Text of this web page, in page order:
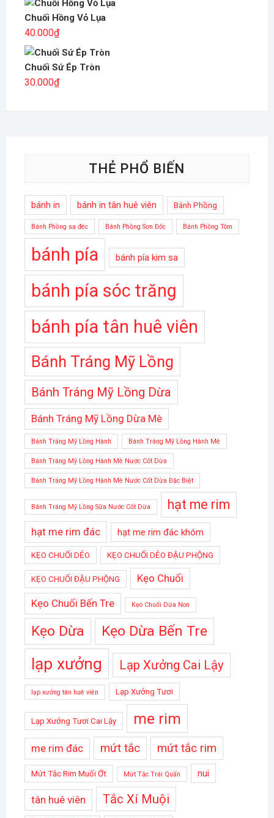
Chuối Hồng Vỏ Lụa
40.000₫
Chuối Sứ Ép Tròn
30.000₫
THẺ PHỔ BIẾN
bánh in bánh in tân huê viên Bánh Phồng
Bánh Phồng sa đéc Bánh Phồng Sơn Đốc Bánh Phồng Tôm
bánh pía bánh pía kim sa
bánh pía sóc trăng
bánh pía tân huê viên
Bánh Tráng Mỹ Lồng
Bánh Tráng Mỹ Lồng Dừa
Bánh Tráng Mỹ Lồng Dừa Mè
Bánh Tráng Mỹ Lồng Hành Bánh Tráng Mỹ Lồng Hành Mè
Bánh Tráng Mỹ Lồng Hành Mè Nước Cốt Dừa
Bánh Tráng Mỹ Lồng Hành Mè Nước Cốt Dừa Đặc Biệt
Bánh Tráng Mỹ Lồng Sữa Nước Cốt Dừa hạt me rim
hạt me rim đác hạt me rim đác khóm
KẸO CHUỐI DẺO KẸO CHUỐI DẺO ĐẬU PHỘNG
KẸO CHUỐI ĐẬU PHỘNG Kẹo Chuối
Kẹo Chuối Bến Tre Kẹo Chuối Dừa Non
Kẹo Dừa Kẹo Dừa Bến Tre
lạp xưởng Lạp Xưởng Cai Lậy
lạp xưởng tân huê viên Lạp Xưởng Tươi
Lạp Xưởng Tươi Cai Lậy me rim
me rim đác mứt tắc mứt tắc rim
Mứt Tắc Rim Muối Ớt Mứt Tắc Trái Quấn nui
tân huê viên Tắc Xí Muội